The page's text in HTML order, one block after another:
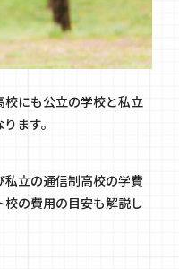
にも公立の学校と私立
ます。
立の通信制高校の学費
の費用の目安も解説し